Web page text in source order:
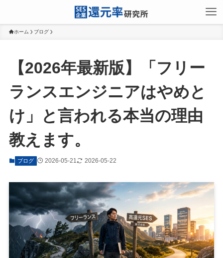
ホーム ブログ
【2026年最新版】「フリー
ランスエンジニアはやめと
け」と言われる本当の理由
教えます。
ブログ 2026-05-21 2026-05-22